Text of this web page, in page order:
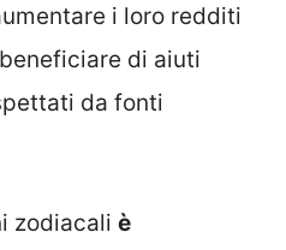
i loro redditi
di aiuti
da fonti
zodiacali è